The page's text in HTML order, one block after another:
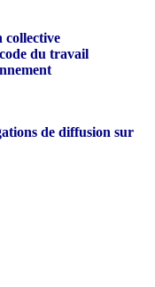
collective
du travail
de diffusion sur